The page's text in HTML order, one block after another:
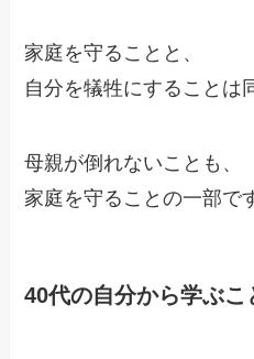
家庭を守ることと、
自分を犠牲にすることは
母親が倒れないことも、
家庭を守ることの一部で
40代の自分から学ぶこ